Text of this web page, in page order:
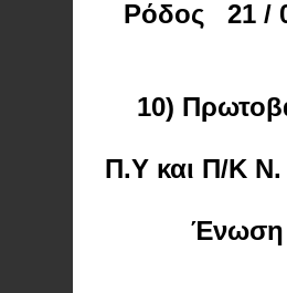
Ρόδος
10)
Π.Υ και Π/Κ
Ένωση